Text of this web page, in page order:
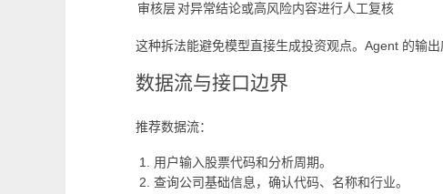
审核层对异常结论或高风险内容进行人工复核
这种拆法能避免模型直接生成投资观点。Agent 的输
数据流与接口边界
推荐数据流：
用户输入股票代码和分析周期。
查询公司基础信息，确认代码、名称和行业。